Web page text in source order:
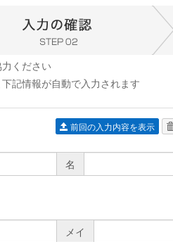
ください
記情報が自動で入力されます
前回の入力内容を表示
名
メイ